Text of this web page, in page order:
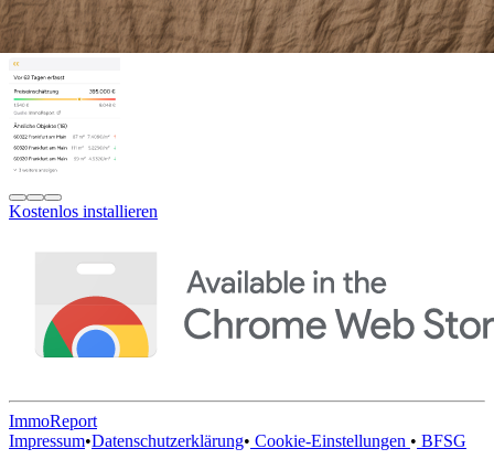
Kostenlos installieren
ImmoReport
Impressum•Datenschutzerklärung• Cookie-Einstellungen • BFSG